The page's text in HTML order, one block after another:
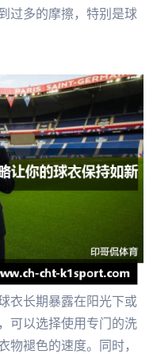
过多的摩擦，特别是球
衣长期暴露在阳光下或
可以选择使用专门的洗
物褪色的速度。同时，